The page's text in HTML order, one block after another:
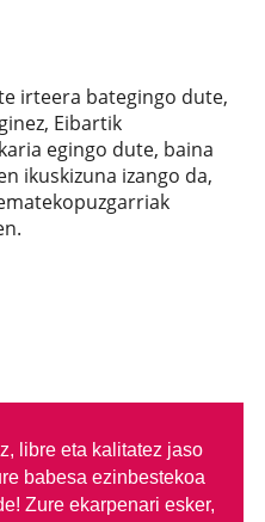
irteera bategingo dute,
Eibartik
egingo dute, baina
ikuskizuna izango da,
libre eta kalitatez jaso
babesa ezinbestekoa
Zure ekarpenari esker,